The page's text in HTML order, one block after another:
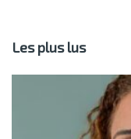
Les plus lus